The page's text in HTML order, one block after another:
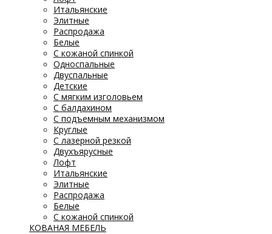
Итальянские
Элитные
Распродажа
Белые
С кожаной спинкой
Односпальные
Двуспальные
Детские
С мягким изголовьем
С балдахином
С подъемным механизмом
Круглые
С лазерной резкой
Двухъярусные
Лофт
Итальянские
Элитные
Распродажа
Белые
С кожаной спинкой
КОВАНАЯ МЕБЕЛЬ